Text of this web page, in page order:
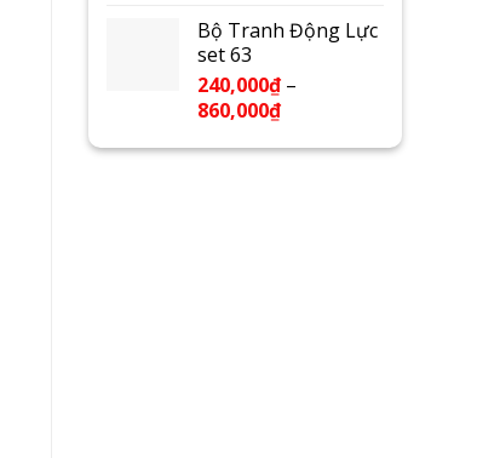
Bộ Tranh Động Lực
set 63
240,000₫ –
860,000₫